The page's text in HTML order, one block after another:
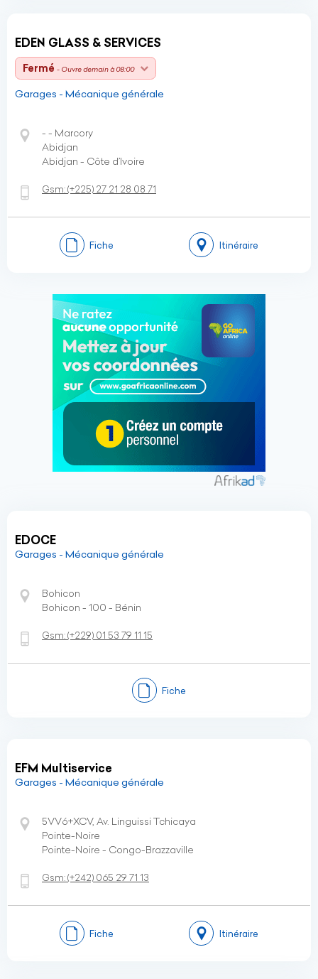
EDEN GLASS & SERVICES
Fermé - Ouvre demain à 08:00
Garages - Mécanique générale
- - Marcory
Abidjan
Abidjan - Côte d’Ivoire
Gsm:(+225) 27 21 28 08 71
Fiche Itinéraire
EDOCE
Garages - Mécanique générale
Bohicon
Bohicon - 100 - Bénin
Gsm:(+229) 01 53 79 11 15
Fiche
EFM Multiservice
Garages - Mécanique générale
5VV6+XCV, Av. Linguissi Tchicaya
Pointe-Noire
Pointe-Noire - Congo-Brazzaville
Gsm:(+242) 065 29 71 13
Fiche Itinéraire